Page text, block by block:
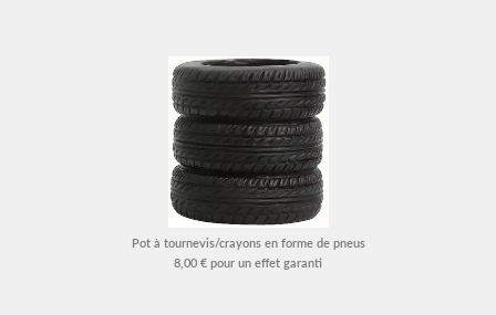
Pot à tournevis/crayons en forme de pneus
8,00 € pour un effet garanti